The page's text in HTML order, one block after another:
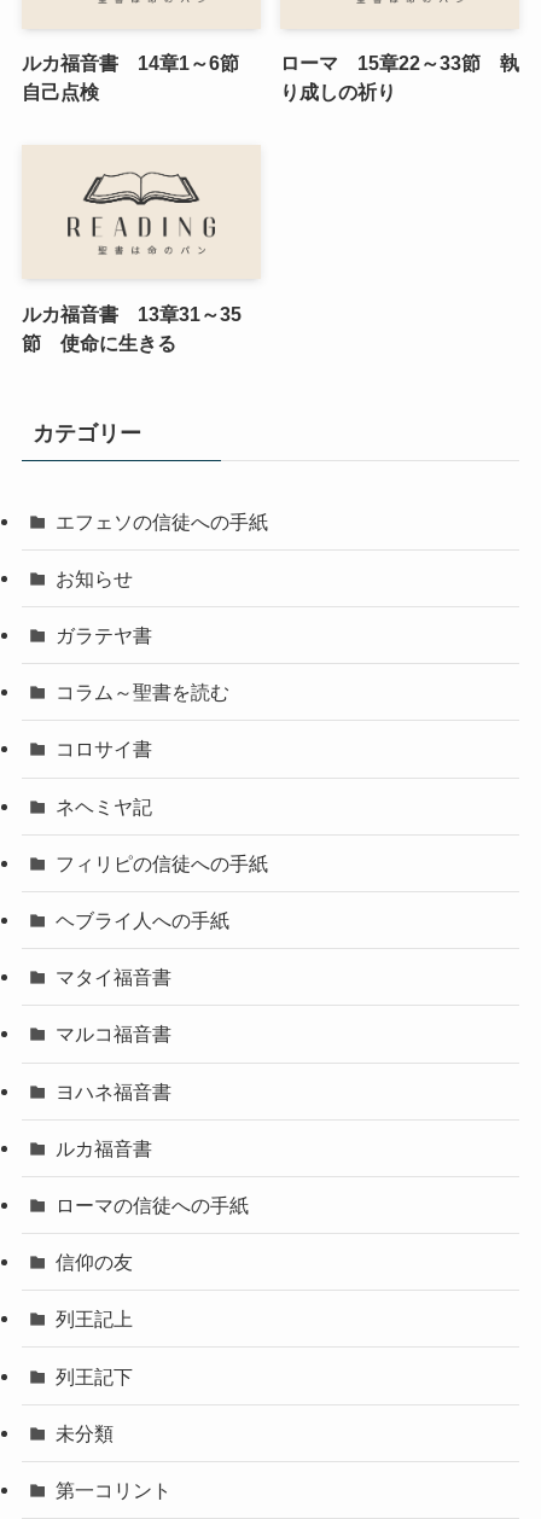
ルカ福音書 14章1～6節
自己点検
ローマ 15章22～33節 執
り成しの祈り
ルカ福音書 13章31～35
節 使命に生きる
カテゴリー
エフェソの信徒への手紙
お知らせ
ガラテヤ書
コラム～聖書を読む
コロサイ書
ネヘミヤ記
フィリピの信徒への手紙
ヘブライ人への手紙
マタイ福音書
マルコ福音書
ヨハネ福音書
ルカ福音書
ローマの信徒への手紙
信仰の友
列王記上
列王記下
未分類
第一コリント